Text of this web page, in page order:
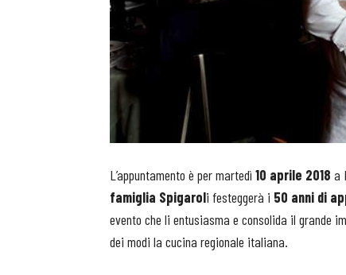
L’appuntamento è per martedì 10 aprile 2018 a
famiglia Spigaroli festeggerà i 50 anni di
evento che li entusiasma e consolida il grande
dei modi la cucina regionale italiana.